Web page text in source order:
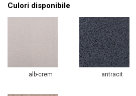
Culori disponibile
alb-crem antracit